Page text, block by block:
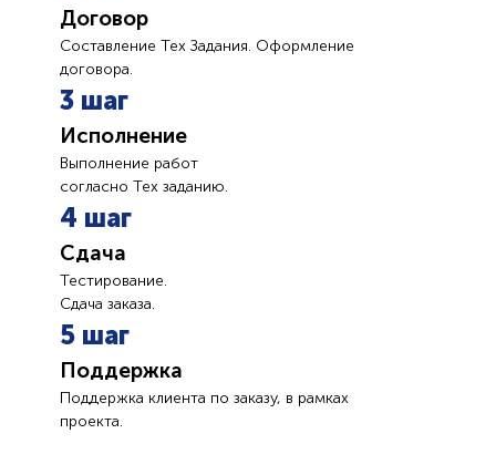
Договор
Составление Тех Задания. Оформление
договора.
3 шаг
Исполнение
Выполнение работ
согласно Тех заданию.
4 шаг
Сдача
Тестирование.
Сдача заказа.
5 шаг
Поддержка
Поддержка клиента по заказу, в рамках
проекта.